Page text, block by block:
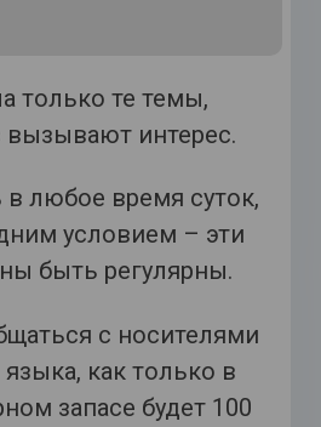
только те темы,
вызывают интерес.
в любое время суток,
условием – эти
быть регулярны.
с носителями
как только в
запасе будет 100